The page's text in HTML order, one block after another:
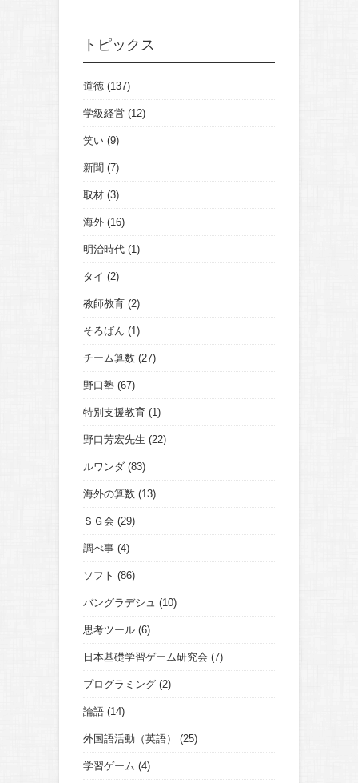
トピックス
道徳 (137)
学級経営 (12)
笑い (9)
新聞 (7)
取材 (3)
海外 (16)
明治時代 (1)
タイ (2)
教師教育 (2)
そろばん (1)
チーム算数 (27)
野口塾 (67)
特別支援教育 (1)
野口芳宏先生 (22)
ルワンダ (83)
海外の算数 (13)
ＳＧ会 (29)
調べ事 (4)
ソフト (86)
バングラデシュ (10)
思考ツール (6)
日本基礎学習ゲーム研究会 (7)
プログラミング (2)
論語 (14)
外国語活動（英語） (25)
学習ゲーム (4)